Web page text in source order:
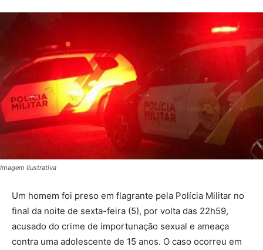
Imagem Ilustrativa
Um homem foi preso em flagrante pela Polícia Militar no
final da noite de sexta-feira (5), por volta das 22h59,
acusado do crime de importunação sexual e ameaça
contra uma adolescente de 15 anos. O caso ocorreu em